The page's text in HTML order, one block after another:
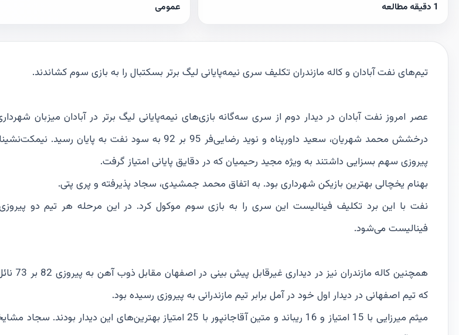
1 دقیقه مطالعه عمومی
تیم‌های نفت آبادان و کاله مازندران تکلیف سری نیمه‌پایانی لیگ برتر بسکتبال را به بازی سوم کشاندند.
عصر امروز نفت آبادان در دیدار دوم از سری سه‌گانه بازی‌های نیمه‌پایانی لیگ برتر در آبادان میزبان
درخشش محمد شهریان، سعید داورپناه و نوید رضایی‌فر 95 بر 92 به سود نفت به
پیروزی سهم بسزایی داشتند به ویژه مجید رحیمیان که در دقایق پایانی امتیاز گرفت.
بهنام یخچالی بهترین بازیکن شهرداری بود. به اتفاق محمد جمشیدی، سجاد پذیرفته و پری پتی.
نفت با این برد تکلیف فینالیست این سری را به بازی سوم موکول کرد. در این مرحله هر تیم دو
فینالیست می‌شود.
همچنین
که تیم اصفهانی در دیدار اول خود در آمل برابر تیم مازندرانی به پیروزی رسیده بود.
میثم میرزایی با 15 امتیاز و 16 ریباند و متین آقاجانپور با 25 امتیاز بهترین‌های